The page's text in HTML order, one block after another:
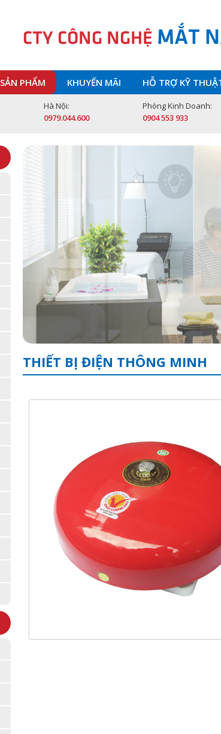
CTY CÔNG NGHỆ MẮT
SẢN PHẨM KHUYẾN MÃI HỖ TRỢ KỸ
Hà Nội:
0979.044.600
Phòng Kinh Doanh:
0904 553 933
THIẾT BỊ ĐIỆN THÔNG MINH